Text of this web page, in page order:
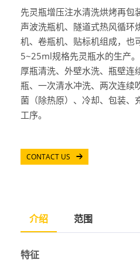
先灵瓶增压注水清洗烘烤再包
声波洗瓶机、隧道式热风循环
机、卷瓶机、贴标机组成，也
5~25ml规格先灵瓶水的生产
厚瓶清洗、外壁水洗、瓶壁连
瓶、一次清水冲洗、两次连续
菌（除热原）、冷却、包装、
工序。
CONTACT US
介绍 范围
特征